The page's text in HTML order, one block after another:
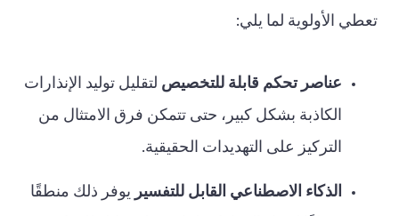
تعطي الأولوية لما يلي:
عناصر تحكم قابلة للتخصيص لتقليل توليد الإنذارات
الكاذبة بشكل كبير، حتى تتمكن فرق الامتثال من
التركيز على التهديدات الحقيقية.
الذكاء الاصطناعي القابل للتفسير يوفر ذلك منطقًا